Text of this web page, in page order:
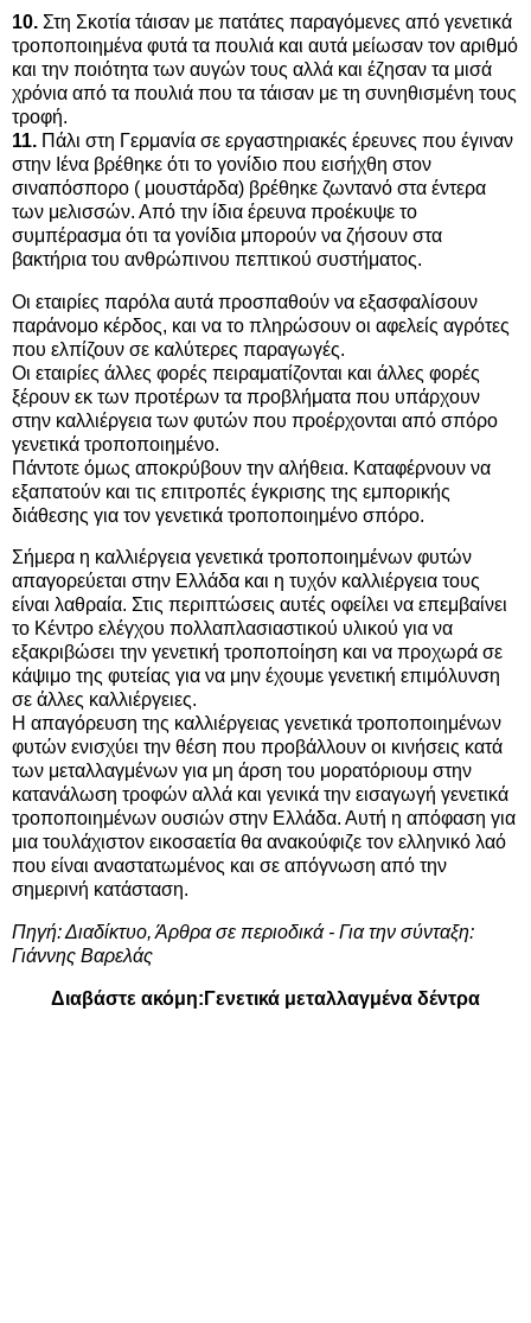
10. Στη Σκοτία τάισαν με πατάτες παραγόμενες από γενετικά
τροποποιημένα φυτά τα πουλιά και αυτά μείωσαν τον αριθμό
και την ποιότητα των αυγών τους αλλά και έζησαν τα μισά
χρόνια από τα πουλιά που τα τάισαν με τη συνηθισμένη τους
τροφή.
11. Πάλι στη Γερμανία σε εργαστηριακές έρευνες που έγιναν
στην Ιένα βρέθηκε ότι το γονίδιο που εισήχθη στον
σιναπόσπορο ( μουστάρδα) βρέθηκε ζωντανό στα έντερα
των μελισσών. Από την ίδια έρευνα προέκυψε το
συμπέρασμα ότι τα γονίδια μπορούν να ζήσουν στα
βακτήρια του ανθρώπινου πεπτικού συστήματος.
Οι εταιρίες παρόλα αυτά προσπαθούν να εξασφαλίσουν
παράνομο κέρδος, και να το πληρώσουν οι αφελείς αγρότες
που ελπίζουν σε καλύτερες παραγωγές.
Οι εταιρίες άλλες φορές πειραματίζονται και άλλες φορές
ξέρουν εκ των προτέρων τα προβλήματα που υπάρχουν
στην καλλιέργεια των φυτών που προέρχονται από σπόρο
γενετικά τροποποιημένο.
Πάντοτε όμως αποκρύβουν την αλήθεια. Καταφέρνουν να
εξαπατούν και τις επιτροπές έγκρισης της εμπορικής
διάθεσης για τον γενετικά τροποποιημένο σπόρο.
Σήμερα η καλλιέργεια γενετικά τροποποιημένων φυτών
απαγορεύεται στην Ελλάδα και η τυχόν καλλιέργεια τους
είναι λαθραία. Στις περιπτώσεις αυτές οφείλει να επεμβαίνει
το Κέντρο ελέγχου πολλαπλασιαστικού υλικού για να
εξακριβώσει την γενετική τροποποίηση και να προχωρά σε
κάψιμο της φυτείας για να μην έχουμε γενετική επιμόλυνση
σε άλλες καλλιέργειες.
Η απαγόρευση της καλλιέργειας γενετικά τροποποιημένων
φυτών ενισχύει την θέση που προβάλλουν οι κινήσεις κατά
των μεταλλαγμένων για μη άρση του μορατόριουμ στην
κατανάλωση τροφών αλλά και γενικά την εισαγωγή γενετικά
τροποποιημένων ουσιών στην Ελλάδα. Αυτή η απόφαση για
μια τουλάχιστον εικοσαετία θα ανακούφιζε τον ελληνικό λαό
που είναι αναστατωμένος και σε απόγνωση από την
σημερινή κατάσταση.
Πηγή: Διαδίκτυο, Άρθρα σε περιοδικά - Για την σύνταξη:
Γιάννης Βαρελάς
Διαβάστε ακόμη: Γενετικά μεταλλαγμένα δέντρα